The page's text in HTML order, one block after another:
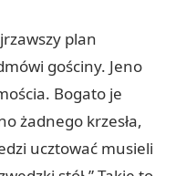
plan
gościny. Jeno
Bogato je
żadnego krzesła,
ucztować musieli